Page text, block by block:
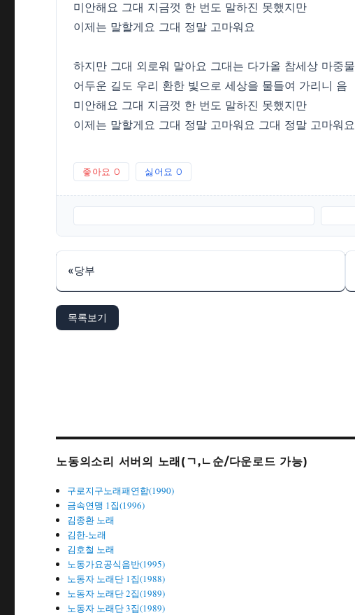
미안해요 그대 지금껏 한 번도 말하진 못했지만
이제는 말할게요 그대 정말 고마워요
하지만 그대 외로워 말아요 그대는 다가올 참세상 마중물
어두운 길도 우리 환한 빛으로 세상을 물들여 가리니 음
미안해요 그대 지금껏 한 번도 말하진 못했지만
이제는 말할게요 그대 정말 고마워요 그대 정말 고마워요
좋아요 0 싫어요 0
«당부
목록보기
노동의소리 서버의 노래(ㄱ,ㄴ순/다운로드 가능)
구로지구노래패연합(1990)
금속연맹 1집(1996)
김종환 노래
김한-노래
김호철 노래
노동가요공식음반(1995)
노동자 노래단 1집(1988)
노동자 노래단 2집(1989)
노동자 노래단 3집(1989)